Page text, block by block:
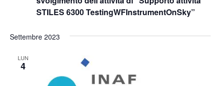
STILES 6300 TestingWFInstrumentOnSky”
Settembre 2023
LUN
4